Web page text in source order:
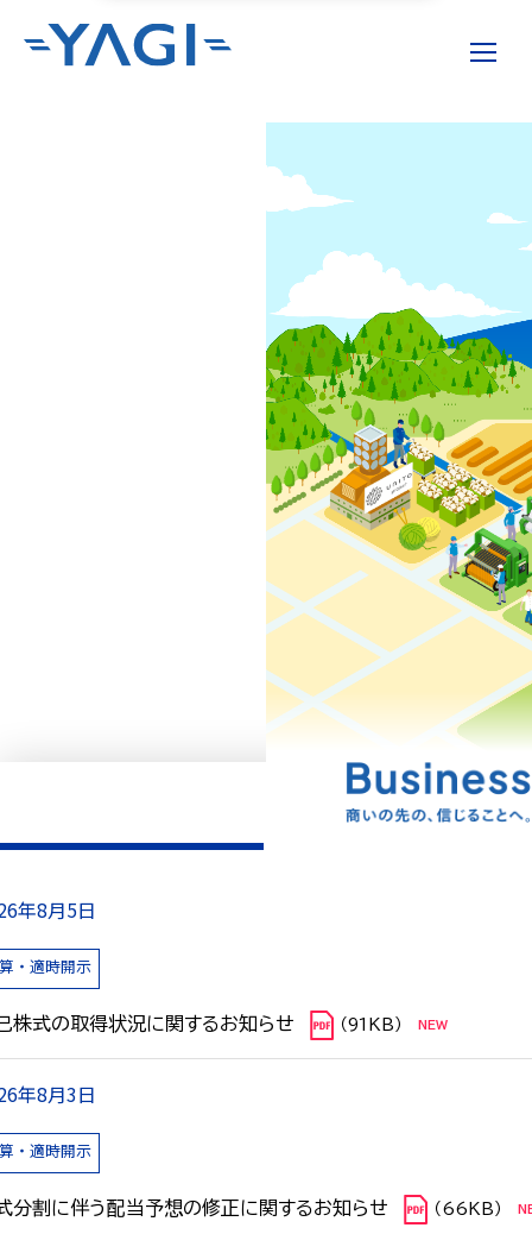
年8月5日
・適時開示
株式の取得状況に関するお知らせ （91KB）
年8月3日
・適時開示
分割に伴う配当予想の修正に関するお知らせ （66KB）